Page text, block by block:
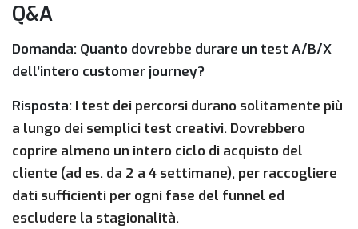
Q&A
Domanda: Quanto dovrebbe durare un test A/B/X
dell’intero customer journey?
Risposta: I test dei percorsi durano solitamente più
a lungo dei semplici test creativi. Dovrebbero
coprire almeno un intero ciclo di acquisto del
cliente (ad es. da 2 a 4 settimane), per raccogliere
dati sufficienti per ogni fase del funnel ed
escludere la stagionalità.